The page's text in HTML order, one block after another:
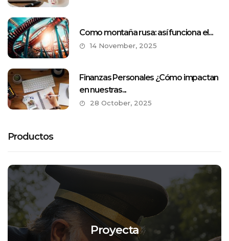
Como montaña rusa: así funciona el...
14 November, 2025
Finanzas Personales ¿Cómo impactan
en nuestras...
28 October, 2025
Productos
Proyecta